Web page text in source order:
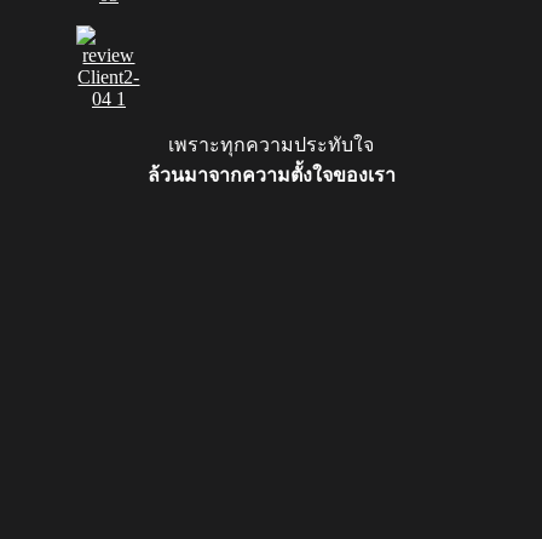
เพราะทุกความประทับใจ
ล้วนมาจากความตั้งใจของเรา